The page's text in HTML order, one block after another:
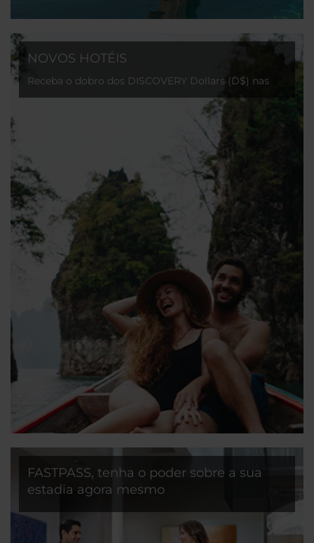
NOVOS HOTÉIS
Receba o dobro dos DISCOVERY Dollars (D$) nas
nossas recentes aberturas!
FASTPASS, tenha o poder sobre a sua
estadia agora mesmo